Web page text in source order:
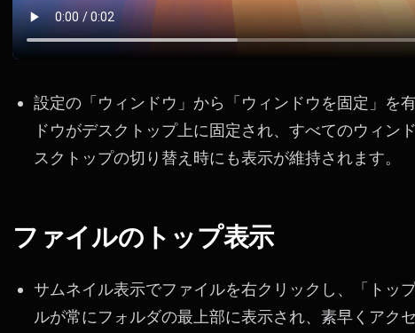
設定の「ウィンドウ」から「ウィンドウを固定」を
ドウがデスクトップ上に固定され、すべてのウィン
スクトップの切り替え時にも表示が維持されます。
ファイルのトップ表示
サムネイル表示でファイルを右クリックし、「トッ
ルが常にフォルダの最上部に表示され、素早くアクセ